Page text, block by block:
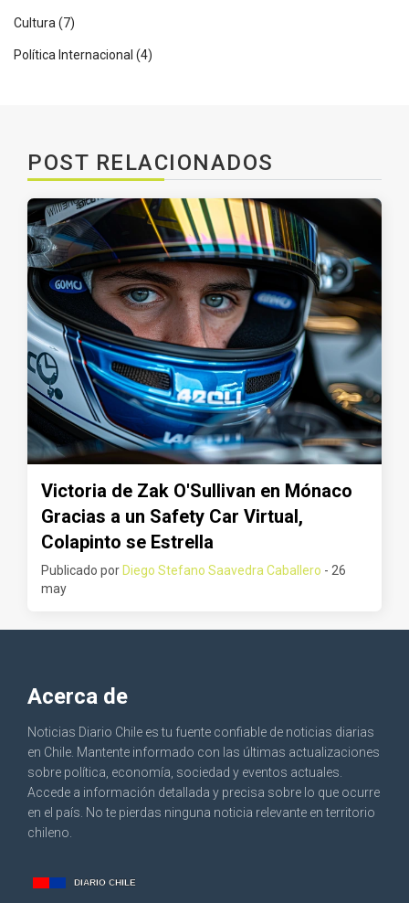
Cultura(7)
Política Internacional (4)
POST RELACIONADOS
Victoria de Zak O'Sullivan en Mónaco
Gracias a un Safety Car Virtual,
Colapinto se Estrella
Publicado por Diego Stefano Saavedra Caballero - 26
may
Acerca de
Noticias Diario Chile es tu fuente confiable de noticias diarias
en Chile. Mantente informado con las últimas actualizaciones
sobre política, economía, sociedad y eventos actuales.
Accede a información detallada y precisa sobre lo que ocurre
en el país. No te pierdas ninguna noticia relevante en territorio
chileno.